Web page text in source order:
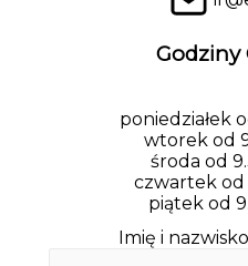
Godziny
poniedziałek
wtorek od
środa od
czwartek od
piątek od
Imię i